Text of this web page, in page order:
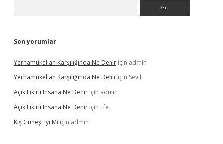
Son yorumlar
Yerhamükellah Karşılığında Ne Denir için admin
Yerhamükellah Karşılığında Ne Denir için Sevil
Açık Fikirli Insana Ne Denir için admin
Açık Fikirli Insana Ne Denir için Efe
Kış Güneşi Iyi Mi için admin